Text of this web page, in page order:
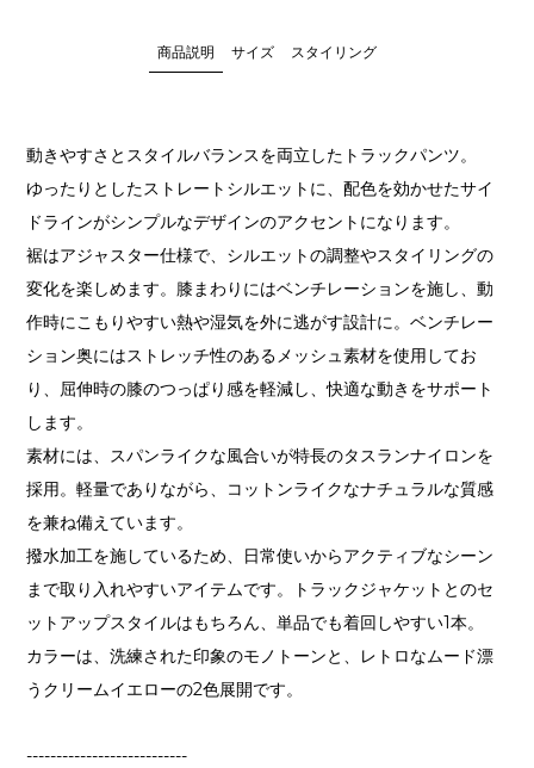
商品説明 サイズ スタイリング
動きやすさとスタイルバランスを両立したトラックパンツ。
ゆったりとしたストレートシルエットに、配色を効かせたサイ
ドラインがシンプルなデザインのアクセントになります。
裾はアジャスター仕様で、シルエットの調整やスタイリングの
変化を楽しめます。膝まわりにはベンチレーションを施し、動
作時にこもりやすい熱や湿気を外に逃がす設計に。ベンチレー
ション奥にはストレッチ性のあるメッシュ素材を使用してお
り、屈伸時の膝のつっぱり感を軽減し、快適な動きをサポート
します。
素材には、スパンライクな風合いが特長のタスランナイロンを
採用。軽量でありながら、コットンライクなナチュラルな質感
を兼ね備えています。
撥水加工を施しているため、日常使いからアクティブなシーン
まで取り入れやすいアイテムです。トラックジャケットとのセ
ットアップスタイルはもちろん、単品でも着回しやすい1本。
カラーは、洗練された印象のモノトーンと、レトロなムード漂
うクリームイエローの2色展開です。
---------------------------